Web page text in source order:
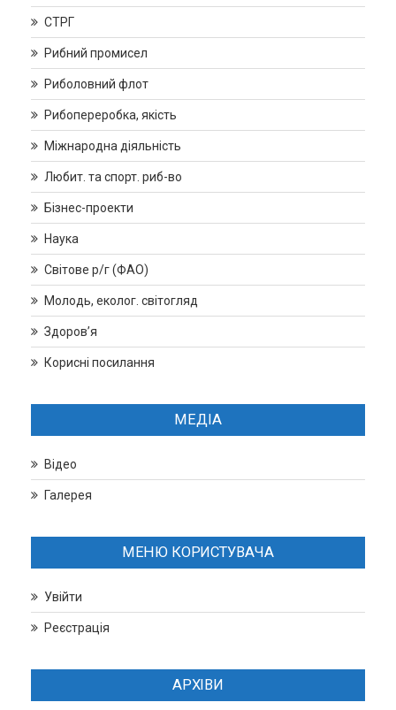
СТРГ
Рибний промисел
Риболовний флот
Рибопереробка, якість
Міжнародна діяльність
Любит. та спорт. риб-во
Бізнес-проекти
Наука
Світове р/г (ФАО)
Молодь, еколог. світогляд
Здоров’я
Корисні посилання
МЕДІА
Відео
Галерея
МЕНЮ КОРИСТУВАЧА
Увійти
Реєстрація
АРХІВИ